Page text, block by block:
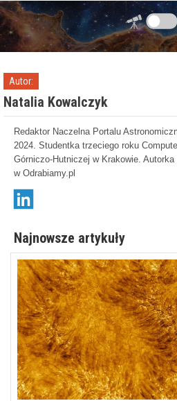
Przejdź do zawartości
Autor:
Natalia Kowalczyk
Redaktor Naczelna Portalu
2024. Studentka trzeciego roku
Górniczo-Hutniczej w Krakowie.
w Odrabiamy.pl
Najnowsze artykuły